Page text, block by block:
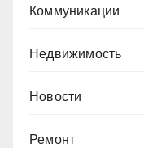
Коммуникации
Недвижимость
Новости
Ремонт